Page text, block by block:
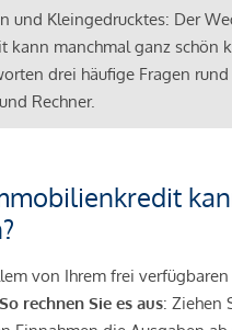
und Kleingedrucktes: Der
kann manchmal ganz schön
drei häufige Fragen rund
Rechner.
von Ihrem frei verfügbaren
So rechnen Sie es aus: Ziehen